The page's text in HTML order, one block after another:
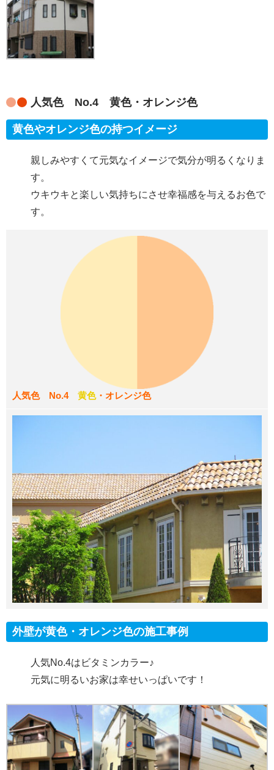
人気色 No.4 黄色・オレンジ色
黄色やオレンジ色の持つイメージ
親しみやすくて元気なイメージで気分が明るくなりま
す。
ウキウキと楽しい気持ちにさせ幸福感を与えるお色で
す。
人気色 No.4 黄色・オレンジ色
外壁が黄色・オレンジ色の施工事例
人気No.4はビタミンカラー♪
元気に明るいお家は幸せいっぱいです！